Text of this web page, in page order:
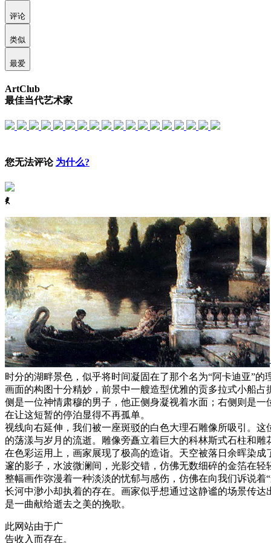
评论
类似
最爱
ArtClub
最佳当代艺术家
您无法评论 为什么?
ꈅ
时分的湖畔景色，似乎将时间凝固在了那个名为“阿卡迪亚”的
画面的构图十分精妙，前景中一艘造型优雅的贡多拉式小船
侧是一位神情肃穆的男子，他正侧身凝视着水面；右侧则是
在让这短暂的停泊显得不再孤单。
视线向右延伸，我们被一座斑驳的白色大理石雕像所吸引。
的荡漾与岁月的流逝。雕像旁矗立着巨大的科林斯式石柱和
在色彩运用上，画家展现了极高的造诣。天空被落日余晖染
邃的影子，水波微澜间，光影交错，仿佛无数细碎的金箔在
整幅画作弥漫着一种淡淡的忧郁与感伤，仿佛在向我们诉说
长河中渺小却执着的存在。画家似乎想通过这静谧的场景传
是一曲献给逝去之美的挽歌。
此网站由于广
告收入而存在。